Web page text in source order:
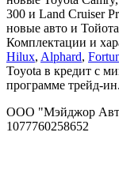
300 и Land Cruiser
новые авто и
Комплектации и
Hilux, Alphard,
Toyota в кредит с
программе трейд-ин.
ООО "Мэйджор
1077760258652